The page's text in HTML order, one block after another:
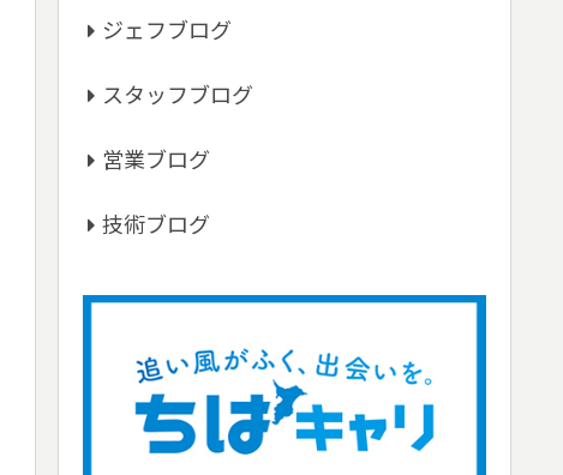
ジェフブログ
スタッフブログ
営業ブログ
技術ブログ